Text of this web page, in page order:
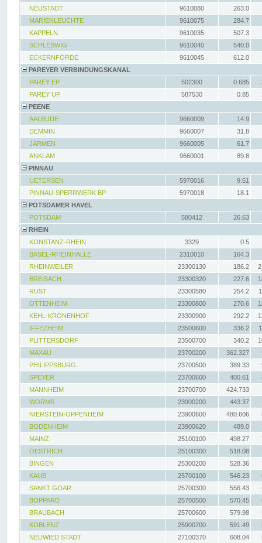
NEUSTADT
9610080
263.0
MARIENLEUCHTE
9610075
284.7
KAPPELN
9610035
507.3
SCHLESWIG
9610040
540.0
ECKERNFÖRDE
9610045
612.0
PAREYER VERBINDUNGSKANAL
PAREY EP
502300 0.685
PAREY UP
587530 0.85
PEENE
AALBUDE
9660009
14.9
DEMMIN
9660007
31.8
JARMEN
9660005
61.7
ANKLAM
9660001
89.8
PINNAU
UETERSEN
5970016
9.51
PINNAU-SPERRWERK BP
5970018
18.1
POTSDAMER HAVEL
POTSDAM
580412 26.63
RHEIN
KONSTANZ-RHEIN
3329
0.5
BASEL-RHEINHALLE
2310010
164.3
RHEINWEILER
23300130 186.2
BREISACH
23300320 227.6
RUST
23300580 254.2
OTTENHEIM
23300800 270.6
KEHL-KRONENHOF
23300900 292.2
IFFEZHEIM
23500600 336.2
PLITTERSDORF
23500700 340.2
MAXAU
23700200 362.327
PHILIPPSBURG
23700500 389.33
SPEYER
23700600 400.61
MANNHEIM
23700700
424.733
WORMS
23900200
443.37
NIERSTEIN-OPPENHEIM
23900600 480.606
BODENHEIM
23900620 489.0
MAINZ
25100100 498.27
OESTRICH
25100300 518.08
BINGEN
25300200 528.36
KAUB
25700100 546.23
SANKT GOAR
25700300 556.43
BOPPARD
25700500 570.45
BRAUBACH
25700600 579.98
KOBLENZ
25900700 591.49
NEUWIED STADT
27100370 608.04